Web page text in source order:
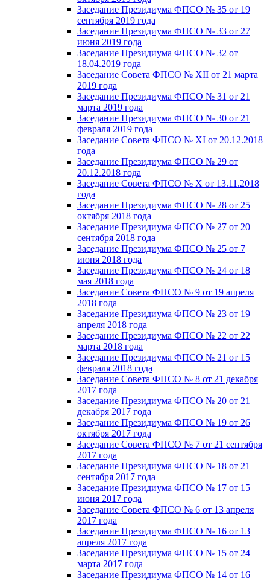
Заседание Президиума ФПСО № 35 от 19
сентября 2019 года
Заседание Президиума ФПСО № 33 от 27
июня 2019 года
Заседание Президиума ФПСО № 32 от
18.04.2019 года
Заседание Совета ФПСО № XII от 21 марта
2019 года
Заседание Президиума ФПСО № 31 от 21
марта 2019 года
Заседание Президиума ФПСО № 30 от 21
февраля 2019 года
Заседание Совета ФПСО № XI от 20.12.2018
года
Заседание Президиума ФПСО № 29 от
20.12.2018 года
Заседание Совета ФПСО № X от 13.11.2018
года
Заседание Президиума ФПСО № 28 от 25
октября 2018 года
Заседание Президиума ФПСО № 27 от 20
сентября 2018 года
Заседание Президиума ФПСО № 25 от 7
июня 2018 года
Заседание Президиума ФПСО № 24 от 18
мая 2018 года
Заседание Совета ФПСО № 9 от 19 апреля
2018 года
Заседание Президиума ФПСО № 23 от 19
апреля 2018 года
Заседание Президиума ФПСО № 22 от 22
марта 2018 года
Заседание Президиума ФПСО № 21 от 15
февраля 2018 года
Заседание Совета ФПСО № 8 от 21 декабря
2017 года
Заседание Президиума ФПСО № 20 от 21
декабря 2017 года
Заседание Президиума ФПСО № 19 от 26
октября 2017 года
Заседание Совета ФПСО № 7 от 21 сентября
2017 года
Заседание Президиума ФПСО № 18 от 21
сентября 2017 года
Заседание Президиума ФПСО № 17 от 15
июня 2017 года
Заседание Совета ФПСО № 6 от 13 апреля
2017 года
Заседание Президиума ФПСО № 16 от 13
апреля 2017 года
Заседание Президиума ФПСО № 15 от 24
марта 2017 года
Заседание Президиума ФПСО № 14 от 16